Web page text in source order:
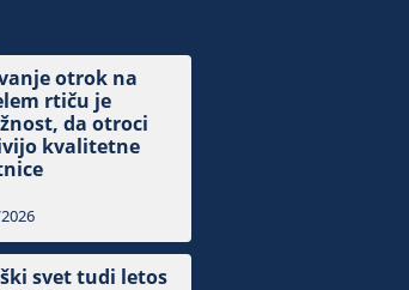
otrok na
rtiču je
da otroci
kvalitetne
svet tudi letos